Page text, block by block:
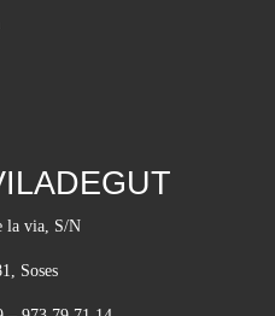
la via, S/N
Soses